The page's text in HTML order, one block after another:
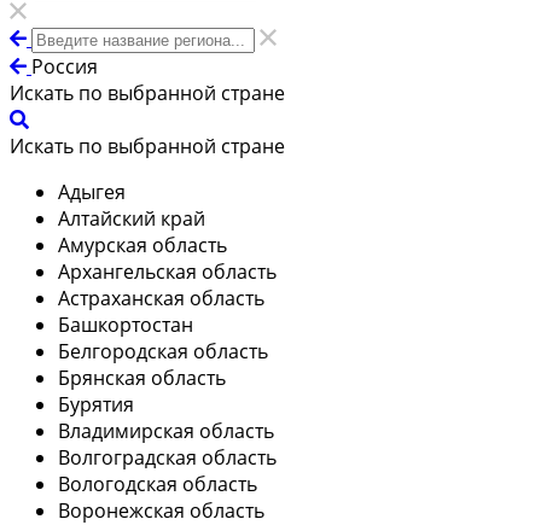
Россия
Искать по выбранной стране
Искать по выбранной стране
Адыгея
Алтайский край
Амурская область
Архангельская область
Астраханская область
Башкортостан
Белгородская область
Брянская область
Бурятия
Владимирская область
Волгоградская область
Вологодская область
Воронежская область